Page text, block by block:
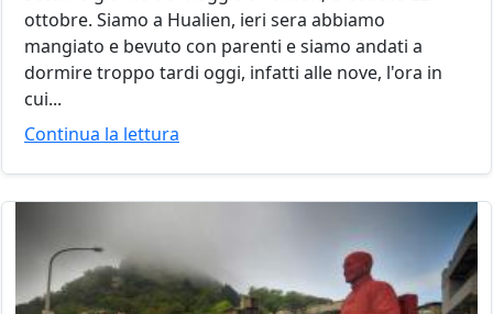
ottobre. Siamo a Hualien, ieri sera abbiamo
mangiato e bevuto con parenti e siamo andati a
dormire troppo tardi oggi, infatti alle nove, l'ora in
cui...
Continua la lettura